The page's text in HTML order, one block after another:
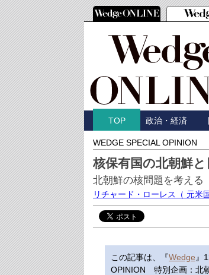
TOP 政治・経済
WEDGE SPECIAL OPINION
核保有国の北朝鮮
北朝鮮の核問題を考える
リチャード・ローレス （ 元米
この記事は、『Wedge 』
OPINION 特別企画：北